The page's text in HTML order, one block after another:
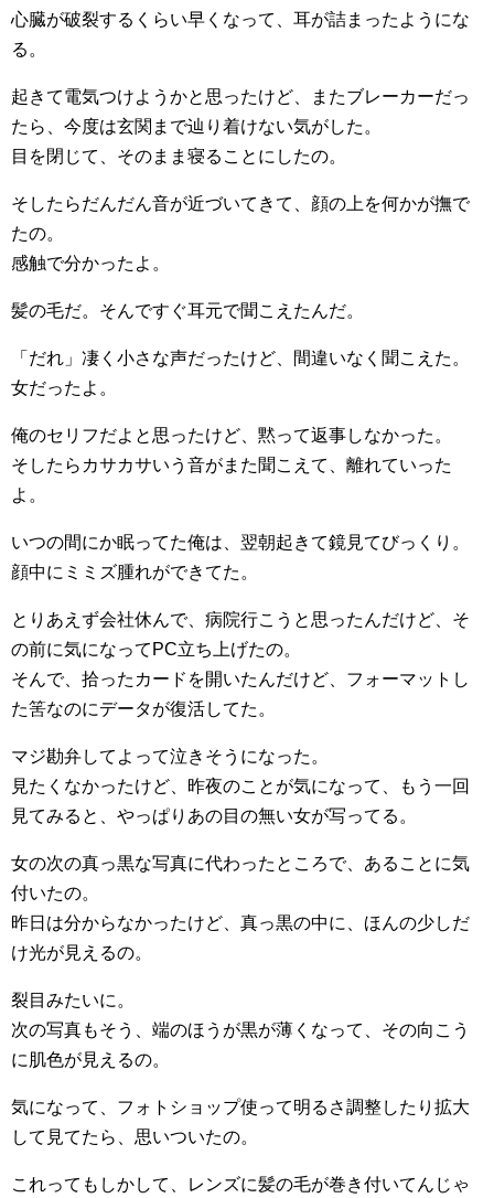
心臓が破裂するくらい早くなって、耳が詰まったようにな
る。
起きて電気つけようかと思ったけど、またブレーカーだっ
たら、今度は玄関まで辿り着けない気がした。
目を閉じて、そのまま寝ることにしたの。
そしたらだんだん音が近づいてきて、顔の上を何かが撫で
たの。
感触で分かったよ。
髪の毛だ。そんですぐ耳元で聞こえたんだ。
「だれ」凄く小さな声だったけど、間違いなく聞こえた。
女だったよ。
俺のセリフだよと思ったけど、黙って返事しなかった。
そしたらカサカサいう音がまた聞こえて、離れていった
よ。
いつの間にか眠ってた俺は、翌朝起きて鏡見てびっくり。
顔中にミミズ腫れができてた。
とりあえず会社休んで、病院行こうと思ったんだけど、そ
の前に気になってPC立ち上げたの。
そんで、拾ったカードを開いたんだけど、フォーマットし
た筈なのにデータが復活してた。
マジ勘弁してよって泣きそうになった。
見たくなかったけど、昨夜のことが気になって、もう一回
見てみると、やっぱりあの目の無い女が写ってる。
女の次の真っ黒な写真に代わったところで、あることに気
付いたの。
昨日は分からなかったけど、真っ黒の中に、ほんの少しだ
け光が見えるの。
裂目みたいに。
次の写真もそう、端のほうが黒が薄くなって、その向こう
に肌色が見えるの。
気になって、フォトショップ使って明るさ調整したり拡大
して見てたら、思いついたの。
これってもしかして、レンズに髪の毛が巻き付いてんじゃ